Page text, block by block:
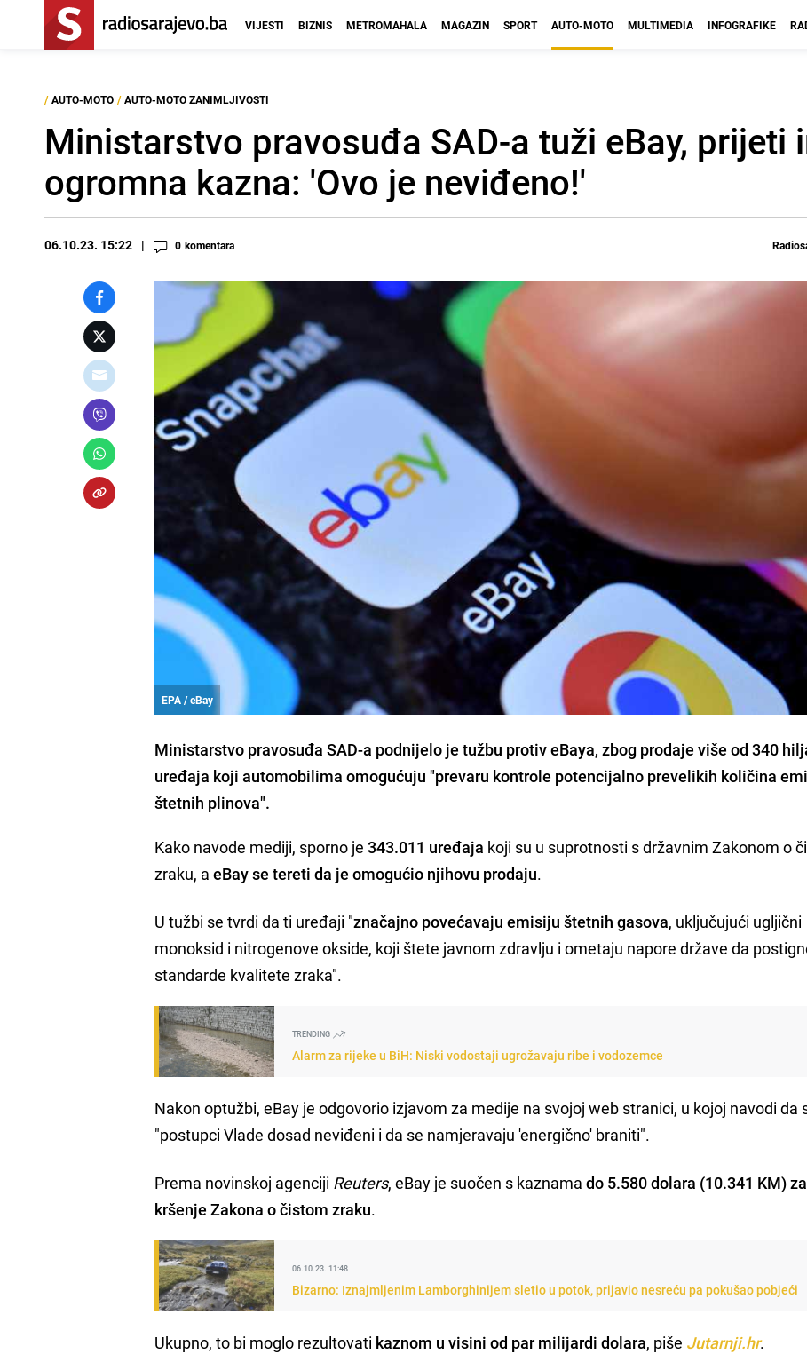
VIJESTI BIZNIS METROMAHALA MAGAZIN SPORT AUTO-MOTO MULTIMEDIA INFOGRAFIKE
/ AUTO-MOTO / AUTO-MOTO ZANIMLJIVOSTI
Ministarstvo pravosuđa SAD-a tuži eBay, prijeti
ogromna kazna: 'Ovo je neviđeno!'
06.10.23. 15:22 0 komentara
EPA / eBay
Ministarstvo pravosuđa SAD-a podnijelo je tužbu protiv eBaya, zbog prodaje više od 340
uređaja koji automobilima omogućuju "prevaru kontrole potencijalno prevelikih količina
štetnih plinova".
Kako navode mediji, sporno je343.011 uređaja koji su u suprotnosti s državnim Zakonom o
zraku, aeBay se tereti da je omogućio njihovu prodaju.
U tužbi se tvrdi da ti uređaji "značajno povećavaju emisiju štetnih gasova, uključujući ugljični
monoksid i nitrogenove okside, koji štete javnom zdravlju i ometaju napore države da
standarde kvalitete zraka".
TRENDING
Alarm za rijeke u BiH: Niski vodostaji ugrožavaju ribe i vodozemce
Nakon optužbi, eBay je odgovorio izjavom za medije na svojoj web stranici, u kojoj navodi da
"postupci Vlade dosad neviđeni i da se namjeravaju 'energično' braniti".
Prema novinskoj agenciji Reuters, eBay je suočen s kaznamado 5.580 dolara (10.341 KM)
kršenje Zakona o čistom zraku.
06.10.23. 11:48
Bizarno: Iznajmljenim Lamborghinijem sletio u potok, prijavio nesreću pa pokušao pobjeći
Ukupno, to bi moglo rezultovati kaznom u visini od par milijardi dolara, piše Jutarnji.hr.